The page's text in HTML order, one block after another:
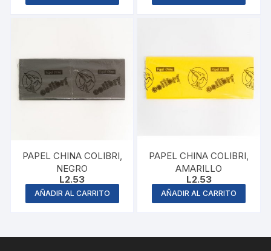
PAPEL CHINA COLIBRI,
NEGRO
L2.53
AÑADIR AL CARRITO
PAPEL CHINA COLIBRI,
AMARILLO
L2.53
AÑADIR AL CARRITO